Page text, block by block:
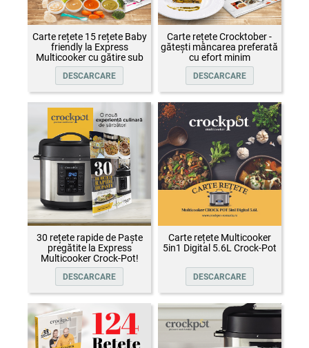
Carte rețete 15 rețete Baby
friendly la Express
Multicooker cu gătire sub
presiune Crock-Pot
DESCARCARE
Carte rețete Crocktober -
gătești mâncarea preferată
cu efort minim
DESCARCARE
30 rețete rapide de Paște
pregătite la Express
Multicooker Crock-Pot!
DESCARCARE
Carte rețete Multicooker
5in1 Digital 5.6L Crock-Pot
DESCARCARE